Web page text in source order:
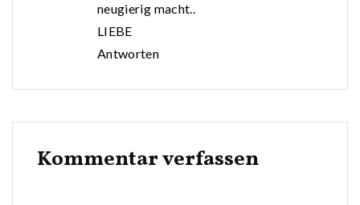
neugierig macht..
LIEBE
Antworten
Kommentar verfassen